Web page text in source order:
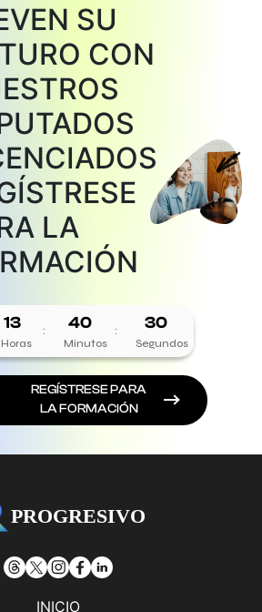
SU
CON
LA
13
Horas
: 40
Minutos
: 30
Segundos
REGÍSTRESE PARA
LA FORMACIÓN
INICIO